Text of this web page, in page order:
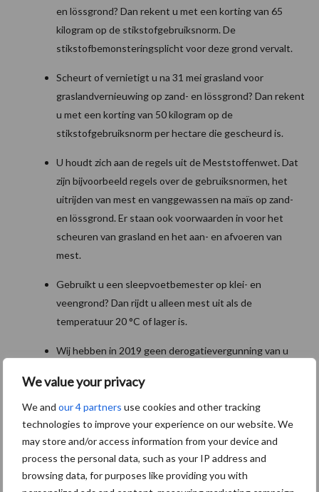
We value your privacy
We and our 4 partners use cookies and other tracking
technologies to improve your experience on our website. We
may store and/or access information from your device and
process the personal data, such as your IP address and
browsing data, for purposes like providing you with
en lössgrond? Dan rekent u met een korting van 65
kilogram op de stikstofgebruiksnorm. De
stikstofbemonsteringsplicht voor deze grond vervalt.
Scheurt of vernietigt u na 31 mei grasland voor
graslandvernieuwing op zand- en lössgrond? Dan rekent
u met een korting van 50 kilogram op de
stikstofgebruiksnorm per hectare die gescheurd is.
U houdt zich aan de regels uit de Meststoffenwet. Dat
zijn bijvoorbeeld regels over de gebruiksnormen, het
uitrijden van mest en vanggewassen na maïs op zand-
en lössgrond. Er staan ook voorwaarden in voor het
scheuren van grasland en het aan- en afvoeren van
mest.
Gebruikt u een sleepvoetbemester op klei- en
veengrond? Dan rijdt u alleen mest uit als de
temperatuur 20 °C of lager is.
Wij hebben in 2019 geen derogatievergunning van u
Bemestingsplan maken
Een voorwaarde voor derogatie is het maken van een
bemestingsplan. U heeft hiervoor een analyserapport nodig van
de bemonstering van uw landbouwgrond. Een geaccrediteerd